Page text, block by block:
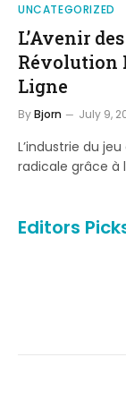
UNCATEGORIZED
L’Avenir
Révolution
Ligne
ByBjorn July 9,
L’industrie du
radicale grâce à
Editors